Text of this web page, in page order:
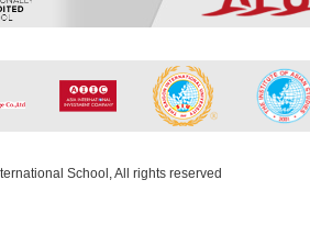
School, All rights reserved